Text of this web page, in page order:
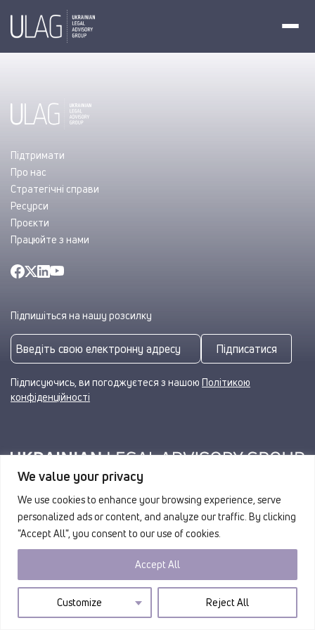
We value your privacy
We use cookies to enhance your browsing experience, serve
personalized ads or content, and analyze our traffic. By clicking
"Accept All", you consent to our use of cookies.
Customize Reject All
Accept All
Підтримати
Про нас
Стратегічні справи
Ресурси
Проєкти
Працюйте з нами
Підпишіться на нашу розсилку
Підписатися
Підписуючись, ви погоджуєтеся з нашою Політикою
конфіденційності
© 2026 ULAG. Усі права захищено.